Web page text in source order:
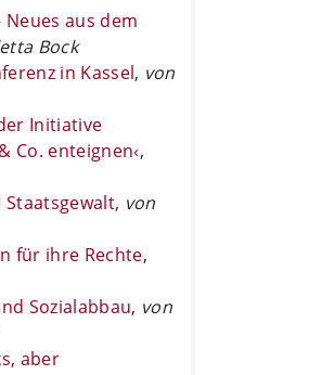
Neues aus dem
Bock
in Kassel, von
Initiative
Co. enteignen‹,
, von
für ihre Rechte,
Sozialabbau, von
aber